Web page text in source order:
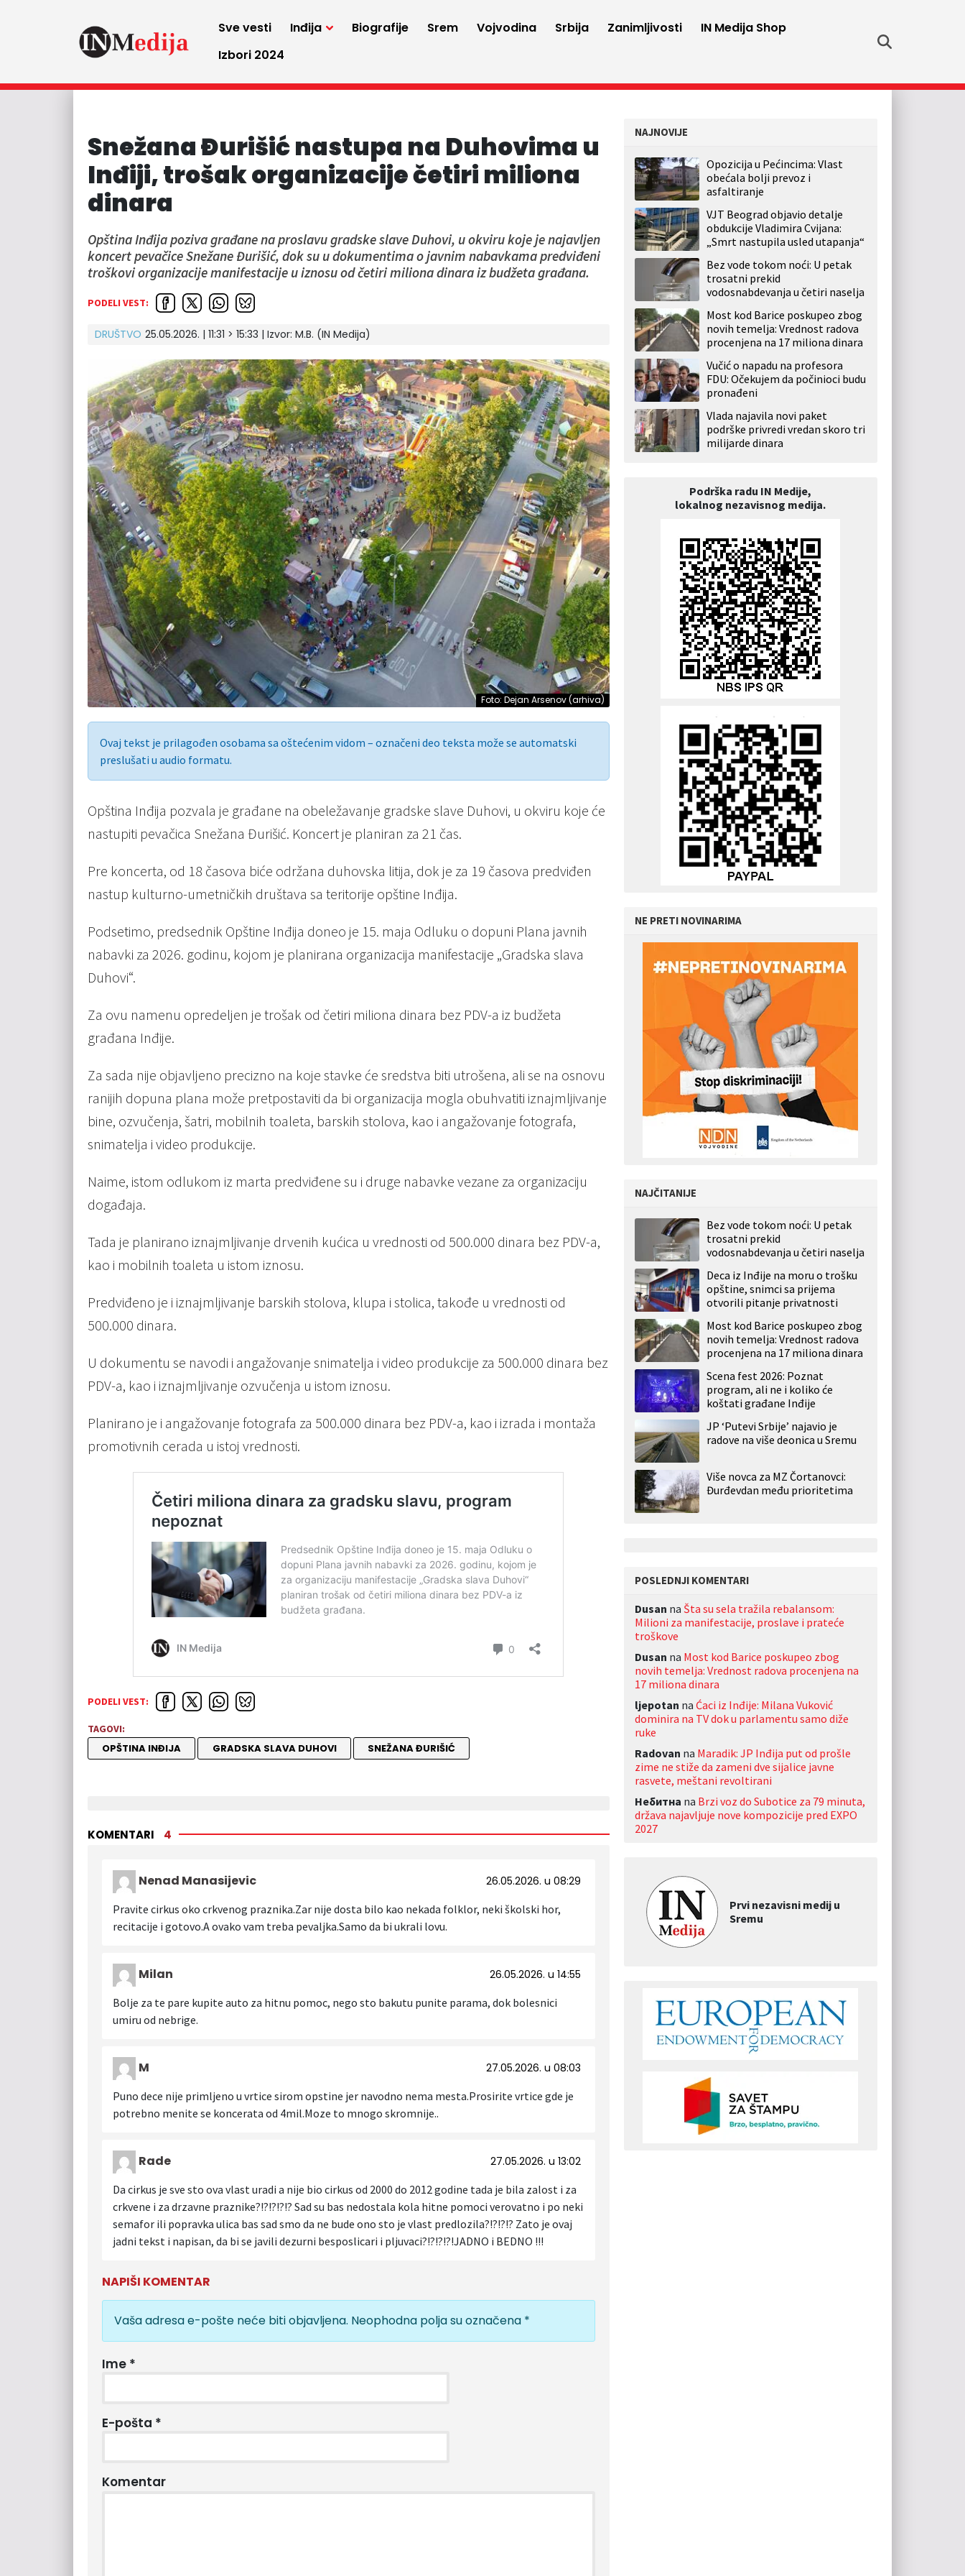
Sve vesti Inđija Biografije Srem Vojvodina Srbija Zanimljivosti
IN Medija Shop
Izbori 2024
Snežana Đurišić nastupa na Duhovima u
Inđiji, trošak organizacije četiri miliona
dinara
Opština Inđija poziva građane na proslavu gradske slave Duhovi, u okviru koje je najavljen
koncert pevačice Snežane Đurišić, dok su u dokumentima o javnim nabavkama predviđeni
troškovi organizacije manifestacije u iznosu od četiri miliona dinara iz budžeta građana.
PODELI VEST:
DRUŠTVO 25.05.2026. | 11:31 > 15:33 | Izvor: M.B. (IN Medija)
Foto: Dejan Arsenov (arhiva)
Ovaj tekst je prilagođen osobama sa oštećenim vidom – označeni deo teksta može se automatski
preslušati u audio formatu.
Opština Inđija pozvala je građane na obeležavanje gradske slave Duhovi, u okviru koje će
nastupiti pevačica Snežana Đurišić. Koncert je planiran za 21 čas.
Pre koncerta, od 18 časova biće održana duhovska litija, dok je za 19 časova predviđen
nastup kulturno-umetničkih društava sa teritorije opštine Inđija.
Podsetimo, predsednik Opštine Inđija doneo je 15. maja Odluku o dopuni Plana javnih
nabavki za 2026. godinu, kojom je planirana organizacija manifestacije „Gradska slava
Duhovi“.
Za ovu namenu opredeljen je trošak od četiri miliona dinara bez PDV-a iz budžeta
građana Inđije.
Za sada nije objavljeno precizno na koje stavke će sredstva biti utrošena, ali se na osnovu
ranijih dopuna plana može pretpostaviti da bi organizacija mogla obuhvatiti iznajmljivanje
bine, ozvučenja, šatri, mobilnih toaleta, barskih stolova, kao i angažovanje fotografa,
snimatelja i video produkcije.
Naime, istom odlukom iz marta predviđene su i druge nabavke vezane za organizaciju
događaja.
Tada je planirano iznajmljivanje drvenih kućica u vrednosti od 500.000 dinara bez PDV-a,
kao i mobilnih toaleta u istom iznosu.
Predviđeno je i iznajmljivanje barskih stolova, klupa i stolica, takođe u vrednosti od
500.000 dinara.
U dokumentu se navodi i angažovanje snimatelja i video produkcije za 500.000 dinara bez
PDV-a, kao i iznajmljivanje ozvučenja u istom iznosu.
Planirano je i angažovanje fotografa za 500.000 dinara bez PDV-a, kao i izrada i montaža
promotivnih cerada u istoj vrednosti.
PODELI VEST:
TAGOVI:
OPŠTINA INĐIJA GRADSKA SLAVA DUHOVI SNEŽANA ĐURIŠIĆ
KOMENTARI 4
Nenad Manasijevic
26.05.2026. u 08:29
Pravite cirkus oko crkvenog praznika.Zar nije dosta bilo kao nekada folklor, neki školski hor,
recitacije i gotovo.A ovako vam treba pevaljka.Samo da bi ukrali lovu.
Milan
26.05.2026. u 14:55
Bolje za te pare kupite auto za hitnu pomoc, nego sto bakutu punite parama, dok bolesnici
umiru od nebrige.
M
27.05.2026. u 08:03
Puno dece nije primljeno u vrtice sirom opstine jer navodno nema mesta.Prosirite vrtice gde je
potrebno menite se koncerata od 4mil.Moze to mnogo skromnije..
Rade
27.05.2026. u 13:02
Da cirkus je sve sto ova vlast uradi a nije bio cirkus od 2000 do 2012 godine tada je bila zalost i za
crkvene i za drzavne praznike?!?!?!?!? Sad su bas nedostala kola hitne pomoci verovatno i po neki
semafor ili popravka ulica bas sad smo da ne bude ono sto je vlast predlozila?!?!?!? Zato je ovaj
jadni tekst i napisan, da bi se javili dezurni besposlicari i pljuvaci?!?!?!?!JADNO i BEDNO !!!
NAPIŠI KOMENTAR
Vaša adresa e-pošte neće biti objavljena. Neophodna polja su označena *
Ime *
E-pošta *
Komentar
NAJNOVIJE
Opozicija u Pećincima: Vlast
obećala bolji prevoz i
asfaltiranje
VJT Beograd objavio detalje
obdukcije Vladimira Cvijana:
„Smrt nastupila usled utapanja“
Bez vode tokom noći: U petak
trosatni prekid
vodosnabdevanja u četiri naselja
Most kod Barice poskupeo zbog
novih temelja: Vrednost radova
procenjena na 17 miliona dinara
Vučić o napadu na profesora
FDU: Očekujem da počinioci budu
pronađeni
Vlada najavila novi paket
podrške privredi vredan skoro tri
milijarde dinara
Podrška radu IN Medije,
lokalnog nezavisnog medija.
NE PRETI NOVINARIMA
NAJČITANIJE
Bez vode tokom noći: U petak
trosatni prekid
vodosnabdevanja u četiri naselja
Deca iz Inđije na moru o trošku
opštine, snimci sa prijema
otvorili pitanje privatnosti
Most kod Barice poskupeo zbog
novih temelja: Vrednost radova
procenjena na 17 miliona dinara
Scena fest 2026: Poznat
program, ali ne i koliko će
koštati građane Inđije
JP ‘Putevi Srbije’ najavio je
radove na više deonica u Sremu
Više novca za MZ Čortanovci:
Đurđevdan među prioritetima
POSLEDNJI KOMENTARI
Dusan na Šta su sela tražila rebalansom:
Milioni za manifestacije, proslave i prateće
troškove
Dusan na Most kod Barice poskupeo zbog
novih temelja: Vrednost radova procenjena na
17 miliona dinara
ljepotan na Ćaci iz Inđije: Milana Vuković
dominira na TV dok u parlamentu samo diže
ruke
Radovan na Maradik: JP Inđija put od prošle
zime ne stiže da zameni dve sijalice javne
rasvete, meštani revoltirani
Небитна na Brzi voz do Subotice za 79 minuta,
država najavljuje nove kompozicije pred EXPO
2027
Prvi nezavisni medij u
Sremu